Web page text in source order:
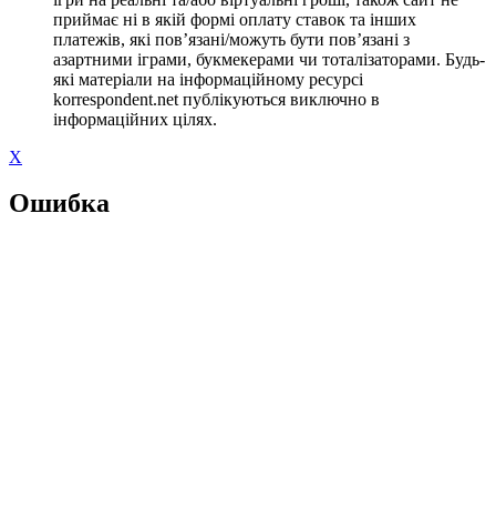
приймає ні в якій формі оплату ставок та інших
платежів, які пов’язані/можуть бути пов’язані з
азартними іграми, букмекерами чи тоталізаторами. Будь-
які матеріали на інформаційному ресурсі
korrespondent.net публікуються виключно в
інформаційних цілях.
X
Ошибка